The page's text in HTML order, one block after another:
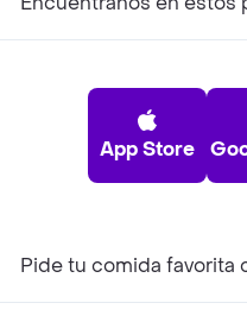
App Store
Pide tu comida favorita